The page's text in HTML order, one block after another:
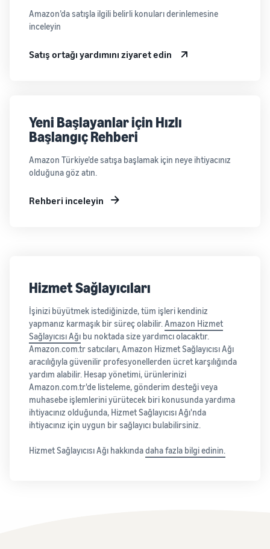
Amazon’da satışla ilgili belirli konuları derinlemesine
inceleyin
Satış ortağı yardımını ziyaret edin
Yeni Başlayanlar için Hızlı
Başlangıç Rehberi
Amazon Türkiye’de satışa başlamak için neye ihtiyacınız
olduğuna göz atın.
Rehberi inceleyin
Hizmet Sağlayıcıları
İşinizi büyütmek istediğinizde, tüm işleri kendiniz
yapmanız karmaşık bir süreç olabilir. Amazon Hizmet
Sağlayıcısı Ağı bu noktada size yardımcı olacaktır.
Amazon.com.tr satıcıları, Amazon Hizmet Sağlayıcısı Ağı
aracılığıyla güvenilir profesyonellerden ücret karşılığında
yardım alabilir. Hesap yönetimi, ürünlerinizi
Amazon.com.tr'de listeleme, gönderim desteği veya
muhasebe işlemlerini yürütecek biri konusunda yardıma
ihtiyacınız olduğunda, Hizmet Sağlayıcısı Ağı'nda
ihtiyacınız için uygun bir sağlayıcı bulabilirsiniz.
Hizmet Sağlayıcısı Ağı hakkındadaha fazla bilgi edinin.